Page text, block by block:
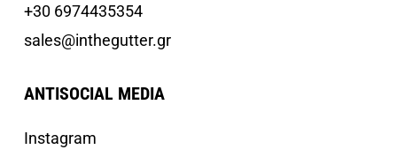
+30 6974435354
sales@inthegutter.gr
ANTISOCIAL MEDIA
Instagram